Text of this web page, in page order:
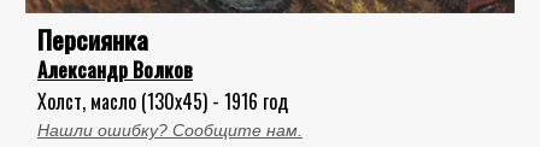
Персиянка
Александр Волков
Холст, масло (130x45) - 1916 год
Нашли ошибку? Сообщите нам.